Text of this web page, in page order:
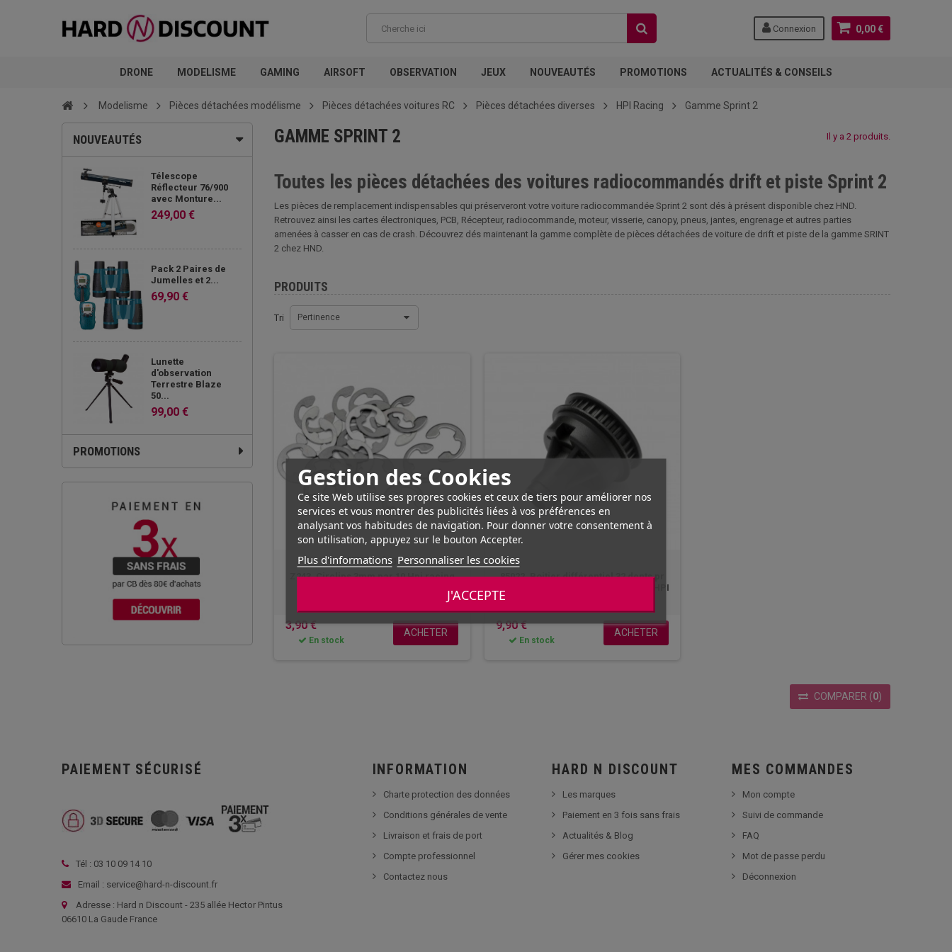
0,00 €
Connexion
DRONE MODELISME GAMING AIRSOFT OBSERVATION JEUX NOUVEAUTÉS PROMOTIONS ACTUALITÉS & CONSEILS
Gestion des Cookies
Ce site Web utilise ses propres cookies et ceux de tiers pour améliorer nos
services et vous montrer des publicités liées à vos préférences en
analysant vos habitudes de navigation. Pour donner votre consentement à
son utilisation, appuyez sur le bouton Accepter.
Plus d'informations Personnaliser les cookies
J'ACCEPTE
Modelisme Pièces détachées modélisme Pièces détachées voitures RC Pièces détachées diverses HPI Racing Gamme Sprint 2
NOUVEAUTÉS
Télescope
Réflecteur 76/900
avec Monture...
249,00 €
Pack 2 Paires de
Jumelles et 2...
69,90 €
Lunette
d'observation
Terrestre Blaze
50...
99,00 €
PROMOTIONS
GAMME SPRINT 2 Il y a 2 produits.
Toutes les pièces détachées des voitures radiocommandés drift et piste Sprint 2
Les pièces de remplacement indispensables qui préserveront votre voiture radiocommandée Sprint 2 sont dés à présent disponible chez HND.
Retrouvez ainsi les cartes électroniques, PCB, Récepteur, radiocommande, moteur, visserie, canopy, pneus, jantes, engrenage et autres parties
amenées à casser en cas de crash. Découvrez dés maintenant la gamme complète de pièces détachées de voiture de drift et piste de la gamme SRINT
2 chez HND.
PRODUITS
Tri Pertinence
HPI Racing
Z243, Circlips 3mm par 10 Hpi racing
3,90 €
En stock
ACHETER
85022, Boitier différentiel 32 dents pr
voiture RC Drift/Piste Série Sprint 2 HPI
9,90 €
En stock
ACHETER
COMPARER (0)
PAIEMENT SÉCURISÉ
Tél : 03 10 09 14 10
Email : service@hard-n-discount.fr
Adresse : Hard n Discount - 235 allée Hector Pintus
06610 La Gaude France
INFORMATION
Charte protection des données
Conditions générales de vente
Livraison et frais de port
Compte professionnel
Contactez nous
HARD N DISCOUNT
Les marques
Paiement en 3 fois sans frais
Actualités & Blog
Gérer mes cookies
MES COMMANDES
Mon compte
Suivi de commande
FAQ
Mot de passe perdu
Déconnexion